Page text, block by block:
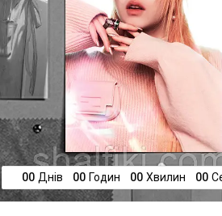
00 Днів 00 Годин 00 Хвилин 00